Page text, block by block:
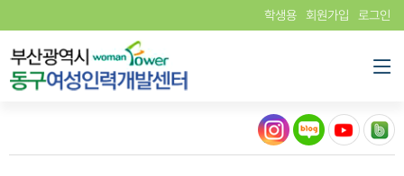
학생용 회원가입 로그인